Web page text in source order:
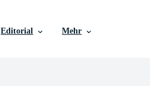
Editorial Mehr